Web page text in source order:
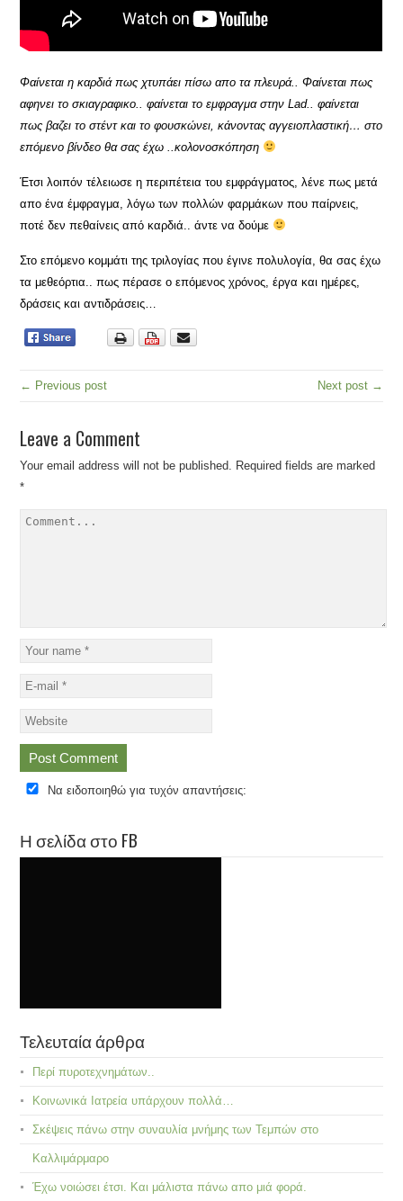
Φαίνεται η καρδιά πως χτυπάει πίσω απο τα πλευρά.. Φαίνεται πως
αφηνει το σκιαγραφικο.. φαίνεται το εμφραγμα στην Lad.. φαίνεται
πως βαζει το στέντ και το φουσκώνει, κάνοντας αγγειοπλαστική… στο
επόμενο βίνδεο θα σας έχω ..κολονοσκόπηση
Έτσι λοιπόν τέλειωσε η περιπέτεια του εμφράγματος, λένε πως μετά
απο ένα έμφραγμα, λόγω των πολλών φαρμάκων που παίρνεις,
ποτέ δεν πεθαίνεις από καρδιά.. άντε να δούμε
Στο επόμενο κομμάτι της τριλογίας που έγινε πολυλογία, θα σας έχω
τα μεθεόρτια.. πως πέρασε ο επόμενος χρόνος, έργα και ημέρες,
δράσεις και αντιδράσεις…
← Previous post Next post →
Leave a Comment
Your email address will not be published. Required fields are marked
*
Να ειδοποιηθώ για τυχόν απαντήσεις:
Η σελίδα στο FB
Τελευταία άρθρα
Περί πυροτεχνημάτων..
Κοινωνικά Ιατρεία υπάρχουν πολλά…
Σκέψεις πάνω στην συναυλία μνήμης των Τεμπών στο
Καλλιμάρμαρο
Έχω νοιώσει έτσι. Και μάλιστα πάνω απο μιά φορά.